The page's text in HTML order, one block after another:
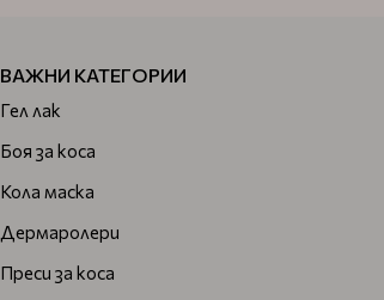
ВАЖНИ КАТЕГОРИИ
Гел лак
Боя за коса
Кола маска
Дермаролери
Преси за коса